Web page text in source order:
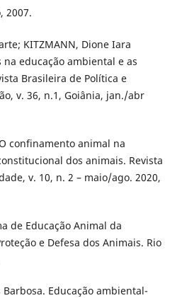
2007.
KITZMANN, Dione Iara
educação ambiental e as
Brasileira de Política e
v. 36, n.1, Goiânia, jan./abr
confinamento animal na
dos animais. Revista
v. 10, n. 2 – maio/ago. 2020,
de Educação Animal da
e Defesa dos Animais. Rio
Barbosa. Educação ambiental-